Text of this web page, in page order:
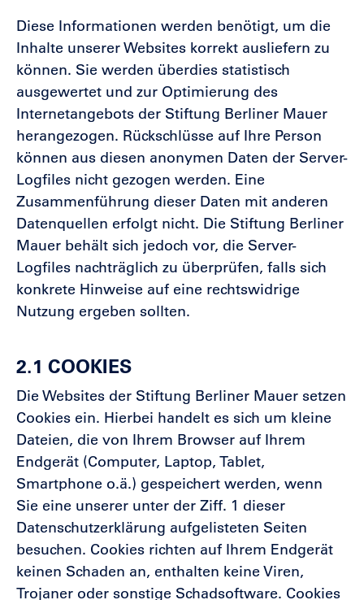
Diese Informationen werden benötigt, um die
Inhalte unserer Websites korrekt ausliefern zu
können. Sie werden überdies statistisch
ausgewertet und zur Optimierung des
Internetangebots der Stiftung Berliner Mauer
herangezogen. Rückschlüsse auf Ihre Person
können aus diesen anonymen Daten der Server-
Logfiles nicht gezogen werden. Eine
Zusammenführung dieser Daten mit anderen
Datenquellen erfolgt nicht. Die Stiftung Berliner
Mauer behält sich jedoch vor, die Server-
Logfiles nachträglich zu überprüfen, falls sich
konkrete Hinweise auf eine rechtswidrige
Nutzung ergeben sollten.
2.1 COOKIES
Die Websites der Stiftung Berliner Mauer setzen
Cookies ein. Hierbei handelt es sich um kleine
Dateien, die von Ihrem Browser auf Ihrem
Endgerät (Computer, Laptop, Tablet,
Smartphone o.ä.) gespeichert werden, wenn
Sie eine unserer unter der Ziff. 1 dieser
Datenschutzerklärung aufgelisteten Seiten
besuchen. Cookies richten auf Ihrem Endgerät
keinen Schaden an, enthalten keine Viren,
Trojaner oder sonstige Schadsoftware. Cookies